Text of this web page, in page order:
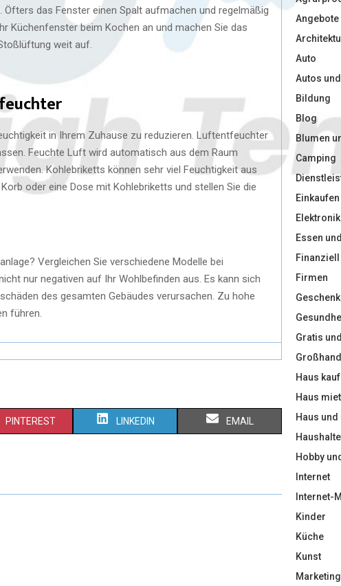
das Fenster einen Spalt aufmachen und regelmäßig
Küchenfenster beim Kochen an und machen Sie das
weit auf.
in Ihrem Zuhause zu reduzieren. Luftentfeuchter
Feuchte Luft wird automatisch aus dem Raum
Kohlebriketts können sehr viel Feuchtigkeit aus
oder eine Dose mit Kohlebriketts und stellen Sie die
Vergleichen Sie verschiedene Modelle bei
nur negativen auf Ihr Wohlbefinden aus. Es kann sich
des gesamten Gebäudes verursachen. Zu hohe
führen.
PINTEREST LINKEDIN EMAIL
Angebote
Auto
Autos
Bildung
Blog
Blumen
Camping
Einkaufen
Essen
Finanziell
Firmen
Gratis
Haus
Haus
Haus und
Haushalte
Hobby
Internet
Internet-
Kinder
Küche
Kunst
Marketing